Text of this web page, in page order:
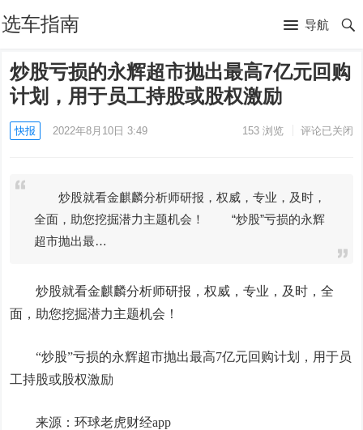
选车指南 导航
炒股亏损的永辉超市抛出最高7亿元回购
计划，用于员工持股或股权激励
快报 2022年8月10日 3:49 153浏览 评论已关闭
炒股就看金麒麟分析师研报，权威，专业，及时，
全面，助您挖掘潜力主题机会！ “炒股”亏损的永辉
超市抛出最…
炒股就看金麒麟分析师研报，权威，专业，及时，全
面，助您挖掘潜力主题机会！
“炒股”亏损的永辉超市抛出最高7亿元回购计划，用于员
工持股或股权激励
来源：环球老虎财经app